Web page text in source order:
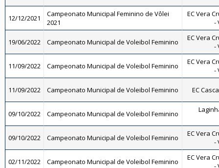
12/12/2021
Campeonato Municipal Feminino de Vôlei
2021
EC Vera
-
19/06/2022 Campeonato Municipal de Voleibol Feminino
EC Vera
-
11/09/2022 Campeonato Municipal de Voleibol Feminino
EC Vera
-
11/09/2022 Campeonato Municipal de Voleibol Feminino EC
09/10/2022 Campeonato Municipal de Voleibol Feminino
09/10/2022 Campeonato Municipal de Voleibol Feminino
EC Vera
-
02/11/2022 Campeonato Municipal de Voleibol Feminino
EC Vera
-